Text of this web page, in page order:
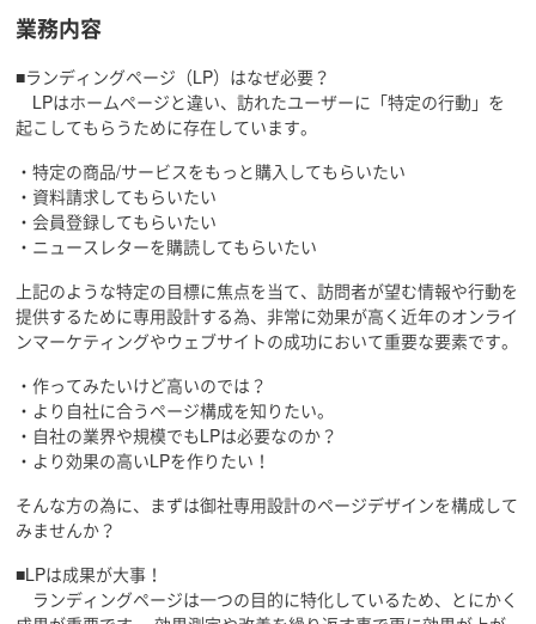
業務内容
■ランディングページ（LP）はなぜ必要？
LPはホームページと違い、訪れたユーザーに「特定の行動」を
起こしてもらうために存在しています。
・特定の商品/サービスをもっと購入してもらいたい
・資料請求してもらいたい
・会員登録してもらいたい
・ニュースレターを購読してもらいたい
上記のような特定の目標に焦点を当て、訪問者が望む情報や行動を
提供するために専用設計する為、非常に効果が高く近年のオンライ
ンマーケティングやウェブサイトの成功において重要な要素です。
・作ってみたいけど高いのでは？
・より自社に合うページ構成を知りたい。
・自社の業界や規模でもLPは必要なのか？
・より効果の高いLPを作りたい！
そんな方の為に、まずは御社専用設計のページデザインを構成して
みませんか？
■LPは成果が大事！
ランディングページは一つの目的に特化しているため、とにかく